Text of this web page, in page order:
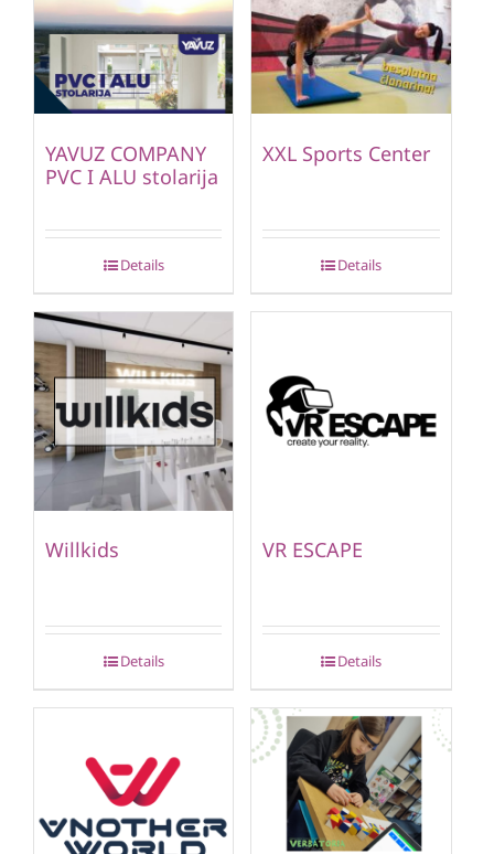
YAVUZ COMPANY
PVC I ALU stolarija
Details
XXL Sports Center
Details
Willkids
Details
VR ESCAPE
Details